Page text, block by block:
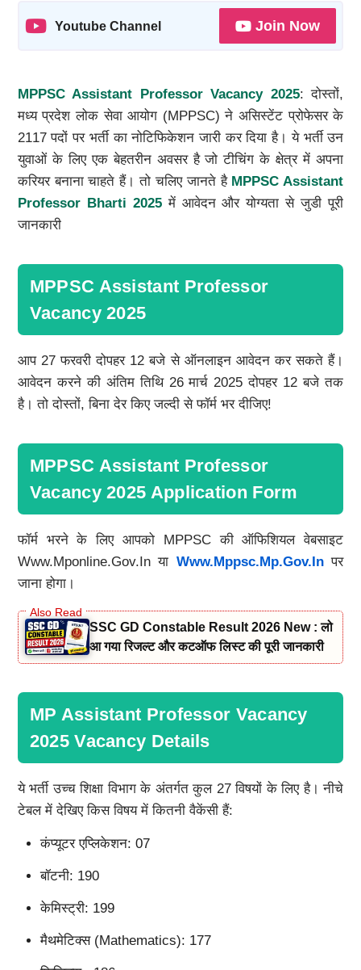
Youtube Channel Join Now
MPPSC Assistant Professor Vacancy 2025: दोस्तों,
मध्य प्रदेश लोक सेवा आयोग (MPPSC) ने असिस्टेंट प्रोफेसर के
2117 पदों पर भर्ती का नोटिफिकेशन जारी कर दिया है। ये भर्ती उन
युवाओं के लिए एक बेहतरीन अवसर है जो टीचिंग के क्षेत्र में अपना
करियर बनाना चाहते हैं। तो चलिए जानते है MPPSC Assistant
Professor Bharti 2025में आवेदन और योग्यता से जुडी पूरी
जानकारी
MPPSC Assistant Professor
Vacancy 2025
आप 27 फरवरी दोपहर 12 बजे से ऑनलाइन आवेदन कर सकते हैं।
आवेदन करने की अंतिम तिथि 26 मार्च 2025 दोपहर 12 बजे तक
है। तो दोस्तों, बिना देर किए जल्दी से फॉर्म भर दीजिए!
MPPSC Assistant Professor
Vacancy 2025 Application Form
फॉर्म भरने के लिए आपको MPPSC की ऑफिशियल वेबसाइट
Www.mponline.gov.in या Www.mppsc.mp.gov.inपर
जाना होगा।
SSC GD Constable Result 2026 New : लो
आ गया रिजल्ट और कटऑफ लिस्ट की पूरी जानकारी
MP Assistant Professor Vacancy
2025 Vacancy Details
ये भर्ती उच्च शिक्षा विभाग के अंतर्गत कुल 27 विषयों के लिए है। नीचे
टेबल में देखिए किस विषय में कितनी वैकेंसी हैं:
कंप्यूटर एप्लिकेशन: 07
बॉटनी: 190
केमिस्ट्री: 199
मैथमेटिक्स (Mathematics): 177